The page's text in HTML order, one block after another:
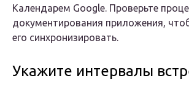
Календарем Google. Проверьте
документирования приложения,
его синхронизировать.
Укажите интервалы